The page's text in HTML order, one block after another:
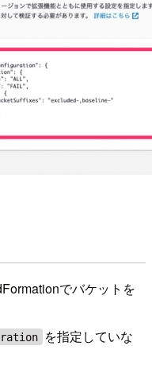
でバケットを
を指定していな